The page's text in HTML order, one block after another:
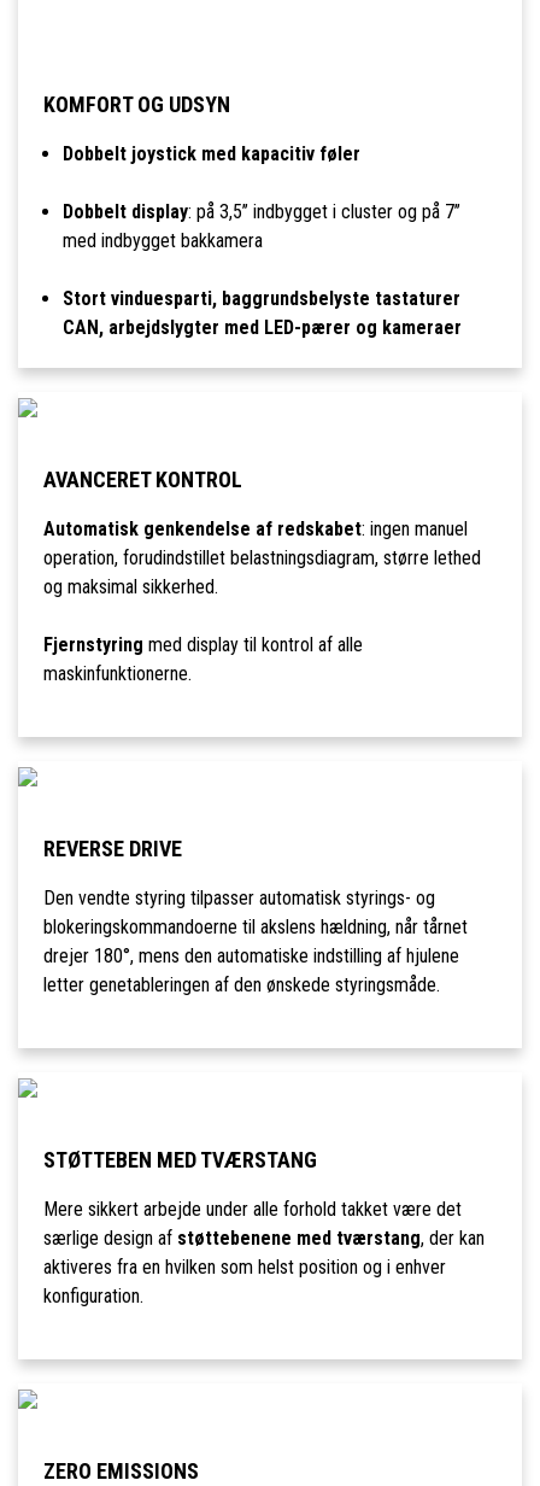
KOMFORT OG UDSYN
Dobbelt joystick med kapacitiv føler
Dobbelt display: på 3,5’’ indbygget i cluster og på 7’’
med indbygget bakkamera
Stort vinduesparti, baggrundsbelyste tastaturer
CAN, arbejdslygter med LED-pærer og kameraer
AVANCERET KONTROL
Automatisk genkendelse af redskabet: ingen manuel
operation, forudindstillet belastningsdiagram, større lethed
og maksimal sikkerhed.
Fjernstyring med display til kontrol af alle
maskinfunktionerne.
REVERSE DRIVE
Den vendte styring tilpasser automatisk styrings- og
blokeringskommandoerne til akslens hældning, når tårnet
drejer 180°, mens den automatiske indstilling af hjulene
letter genetableringen af den ønskede styringsmåde.
STØTTEBEN MED TVÆRSTANG
Mere sikkert arbejde under alle forhold takket være det
særlige design af støttebenene med tværstang, der kan
aktiveres fra en hvilken som helst position og i enhver
konfiguration.
ZERO EMISSIONS